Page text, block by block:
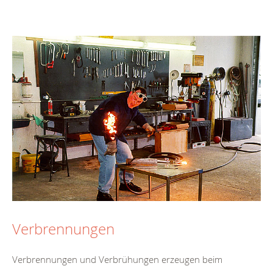
Verbrennungen
Verbrennungen und Verbrühungen erzeugen beim